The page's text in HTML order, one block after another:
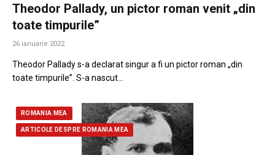
Theodor Pallady, un pictor roman venit „din
toate timpurile”
26 ianuarie 2022
Theodor Pallady s-a declarat singur a fi un pictor roman „din
toate timpurile”. S-a nascut…
ROMANIA MEA
ARTICOLE DESPRE ROMANIA MEA